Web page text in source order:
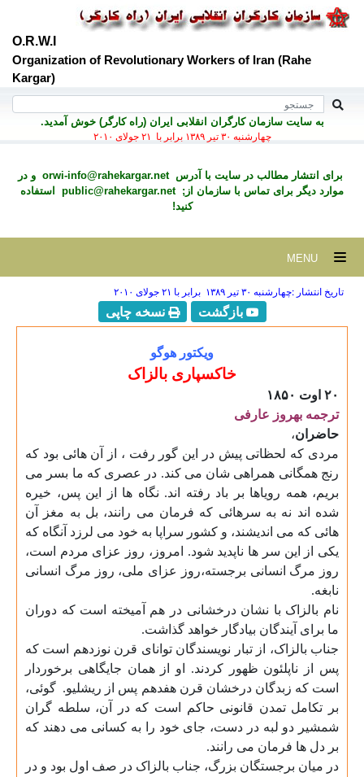
O.R.W.I
Organization of Revolutionary Workers of Iran (Rahe
Kargar)
به سايت سازمان کارگران انقلابی ايران (راه کارگر) خوش آمديد.
چهارشنبه ۳۰ تير ۱۳۸۹ برابر با ۲۱ جولای ۲۰۱۰
برای انتشار مطالب در سايت با آدرسorwi-info@rahekargar.net و در
موارد ديگر برای تماس با سازمان از;public@rahekargar.net
استفاده
کنید!
تاریخ انتشار :چهارشنبه ۳۰ تير ۱۳۸۹ برابر با ۲۱ جولای ۲۰۱۰
بازگشت نسخه چاپی
ویکتور هوگو
خاکسپاری بالزاک
۲۰ اوت ۱۸۵۰
ترجمه بهروز عارفی
حاضران،
مردی که لحظاتی پیش در این گور رفت ، از آن هائی بود که
رنج همگانی همراهی شان می کند. در عصری که ما بسر می
بریم، همه رویاها بر باد رفته اند. نگاه ها از این پس، خیره
شده اند نه به سرهائی که فرمان می رانند، بل به مغز آن
هائی که می اندیشند، و کشور سراپا به خود می لرزد آنگاه که
یکی از این سر ها ناپدید شود. امروز، روز عزای مردم است،
روز مرگ انسانی برجسته،روز عزای ملی، روز مرگ انسانی
نابغه.
نام بالزاک با نشان درخشانی در هم آمیخته است که دوران
ما برای آیندگان بیادگار خواهد گذاشت.
جناب بالزاک، از تبار نویسندگان توانای قرن نوزدهم است که
پس از ناپلئون ظهور کردند. او از همان جایگاهی برخوردار
است که زبدگان درخشان قرن هفدهم پس از ریشلیو. گوئی،
بر تکامل تمدن قانونی حاکم است که در آن، سلطه گران
شمشیر دو لبه در دست، جای خود را به کسانی می دهند که
بر دل ها فرمان می رانند.
در میان برجستگان بزرگ، جناب بالزاک در صف اول بود و در